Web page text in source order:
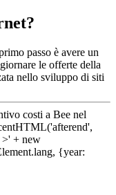
passo è avere un
le offerte della
nello sviluppo di siti